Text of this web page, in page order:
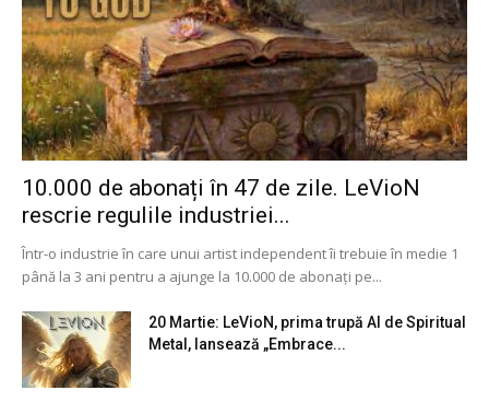
10.000 de abonați în 47 de zile. LeVioN
rescrie regulile industriei...
Într-o industrie în care unui artist independent îi trebuie în medie 1
până la 3 ani pentru a ajunge la 10.000 de abonați pe...
20 Martie: LeVioN, prima trupă AI de Spiritual
Metal, lansează „Embrace...